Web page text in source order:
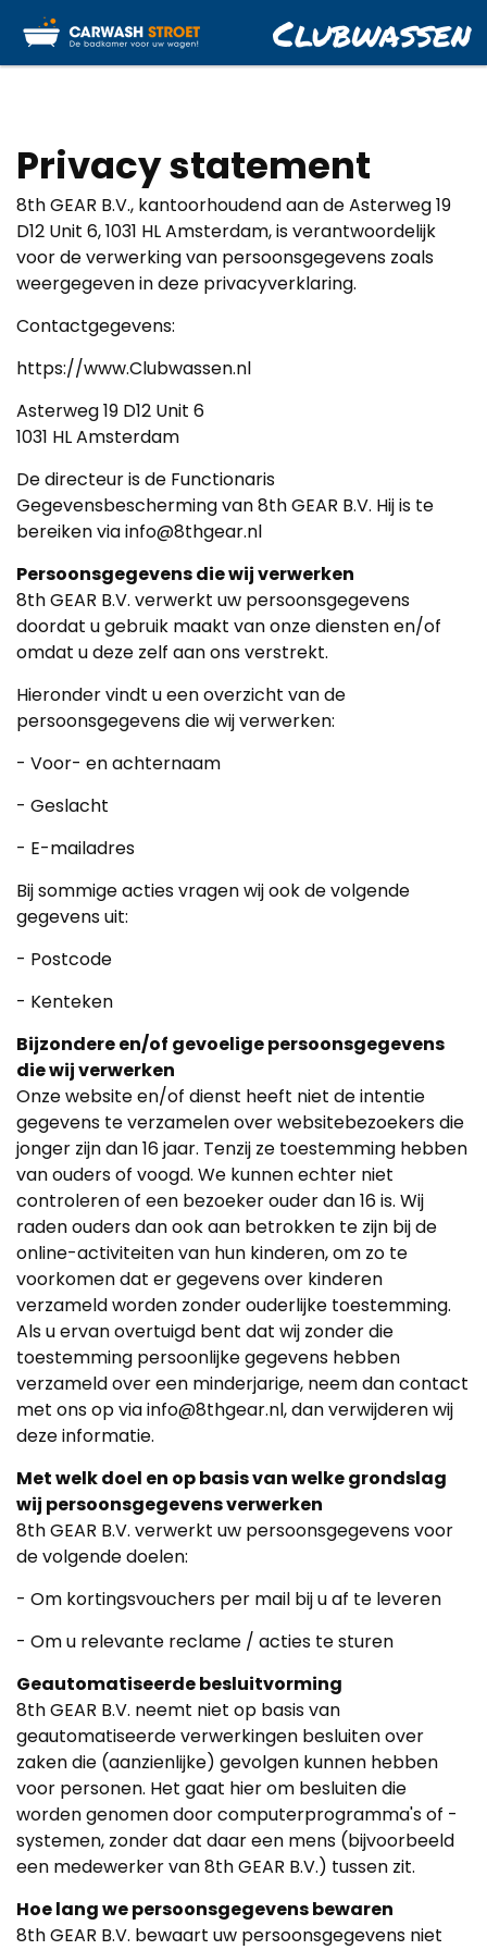
Clubwassen
Privacy statement
8th GEAR B.V., kantoorhoudend aan de Asterweg 19
D12 Unit 6, 1031 HL Amsterdam, is verantwoordelijk
voor de verwerking van persoonsgegevens zoals
weergegeven in deze privacyverklaring.
Contactgegevens:
https://www.Clubwassen.nl
Asterweg 19 D12 Unit 6
1031 HL Amsterdam
De directeur is de Functionaris
Gegevensbescherming van 8th GEAR B.V. Hij is te
bereiken via info@8thgear.nl
Persoonsgegevens die wij verwerken
8th GEAR B.V. verwerkt uw persoonsgegevens
doordat u gebruik maakt van onze diensten en/of
omdat u deze zelf aan ons verstrekt.
Hieronder vindt u een overzicht van de
persoonsgegevens die wij verwerken:
- Voor- en achternaam
- Geslacht
- E-mailadres
Bij sommige acties vragen wij ook de volgende
gegevens uit:
- Postcode
- Kenteken
Bijzondere en/of gevoelige persoonsgegevens
die wij verwerken
Onze website en/of dienst heeft niet de intentie
gegevens te verzamelen over websitebezoekers die
jonger zijn dan 16 jaar. Tenzij ze toestemming hebben
van ouders of voogd. We kunnen echter niet
controleren of een bezoeker ouder dan 16 is. Wij
raden ouders dan ook aan betrokken te zijn bij de
online-activiteiten van hun kinderen, om zo te
voorkomen dat er gegevens over kinderen
verzameld worden zonder ouderlijke toestemming.
Als u ervan overtuigd bent dat wij zonder die
toestemming persoonlijke gegevens hebben
verzameld over een minderjarige, neem dan contact
met ons op via info@8thgear.nl, dan verwijderen wij
deze informatie.
Met welk doel en op basis van welke grondslag
wij persoonsgegevens verwerken
8th GEAR B.V. verwerkt uw persoonsgegevens voor
de volgende doelen:
- Om kortingsvouchers per mail bij u af te leveren
- Om u relevante reclame / acties te sturen
Geautomatiseerde besluitvorming
8th GEAR B.V. neemt niet op basis van
geautomatiseerde verwerkingen besluiten over
zaken die (aanzienlijke) gevolgen kunnen hebben
voor personen. Het gaat hier om besluiten die
worden genomen door computerprogramma's of -
systemen, zonder dat daar een mens (bijvoorbeeld
een medewerker van 8th GEAR B.V.) tussen zit.
Hoe lang we persoonsgegevens bewaren
8th GEAR B.V. bewaart uw persoonsgegevens niet